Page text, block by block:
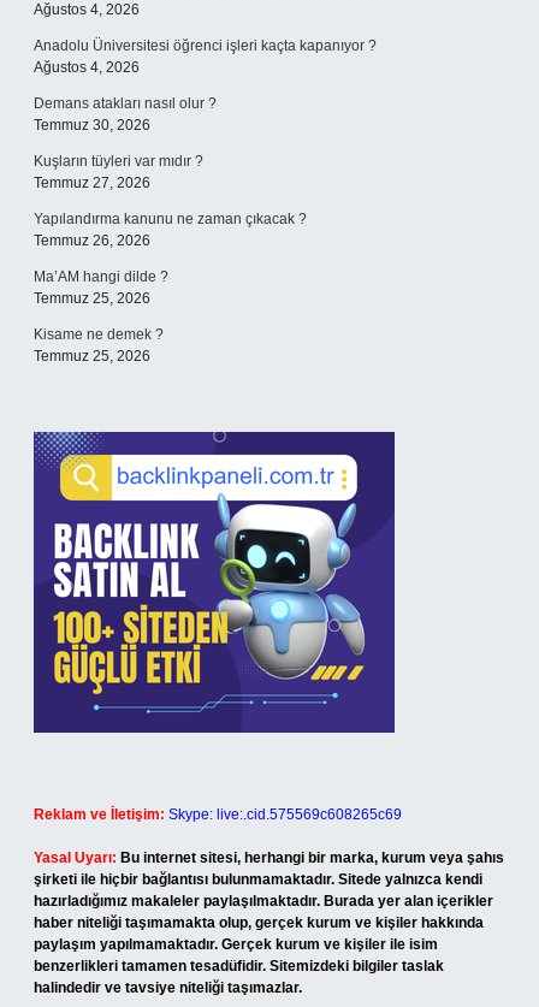
Ağustos 4, 2026
Anadolu Üniversitesi öğrenci işleri kaçta kapanıyor ?
Ağustos 4, 2026
Demans atakları nasıl olur ?
Temmuz 30, 2026
Kuşların tüyleri var mıdır ?
Temmuz 27, 2026
Yapılandırma kanunu ne zaman çıkacak ?
Temmuz 26, 2026
Ma’AM hangi dilde ?
Temmuz 25, 2026
Kisame ne demek ?
Temmuz 25, 2026
Reklam ve İletişim: Skype: live:.cid.575569c608265c69
Yasal Uyarı: Bu internet sitesi, herhangi bir marka, kurum veya şahıs
şirketi ile hiçbir bağlantısı bulunmamaktadır. Sitede yalnızca kendi
hazırladığımız makaleler paylaşılmaktadır. Burada yer alan içerikler
haber niteliği taşımamakta olup, gerçek kurum ve kişiler hakkında
paylaşım yapılmamaktadır. Gerçek kurum ve kişiler ile isim
benzerlikleri tamamen tesadüfidir. Sitemizdeki bilgiler taslak
halindedir ve tavsiye niteliği taşımazlar.